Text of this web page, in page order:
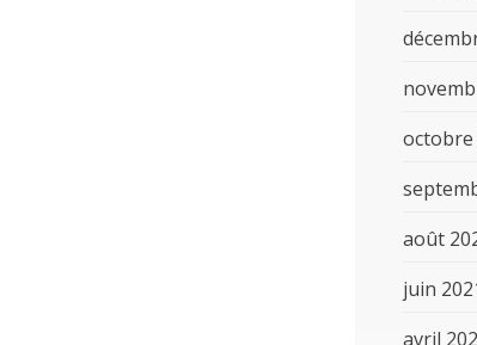
octobre
août
juin
avril